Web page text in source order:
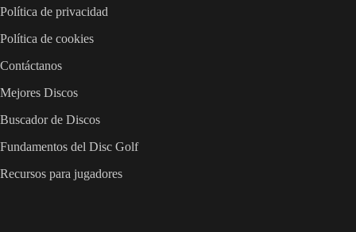
Política de privacidad
Política de cookies
Contáctanos
Mejores Discos
Buscador de Discos
Fundamentos del Disc Golf
Recursos para jugadores